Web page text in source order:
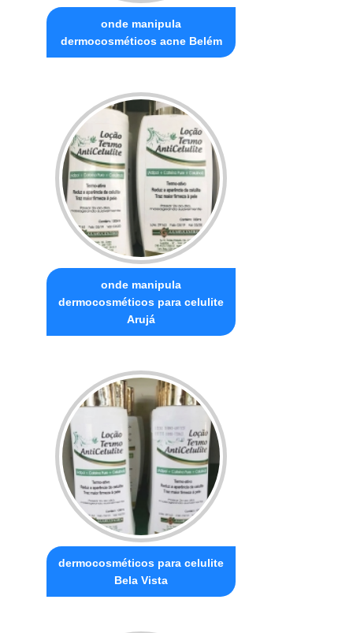
onde manipula
dermocosméticos acne Belém
onde manipula
dermocosméticos para celulite
Arujá
dermocosméticos para celulite
Bela Vista